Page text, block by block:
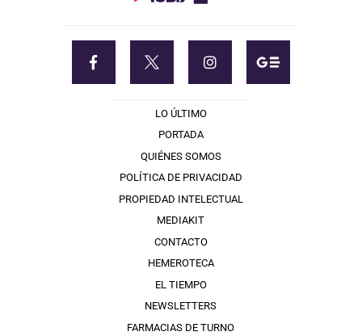
LO ÚLTIMO
PORTADA
QUIÉNES SOMOS
POLÍTICA DE PRIVACIDAD
PROPIEDAD INTELECTUAL
MEDIAKIT
CONTACTO
HEMEROTECA
EL TIEMPO
NEWSLETTERS
FARMACIAS DE TURNO